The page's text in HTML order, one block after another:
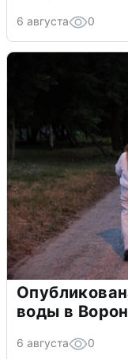
6 августа 0
воды в
6 августа 0